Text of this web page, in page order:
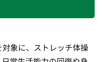
象に、ストレッチ体操